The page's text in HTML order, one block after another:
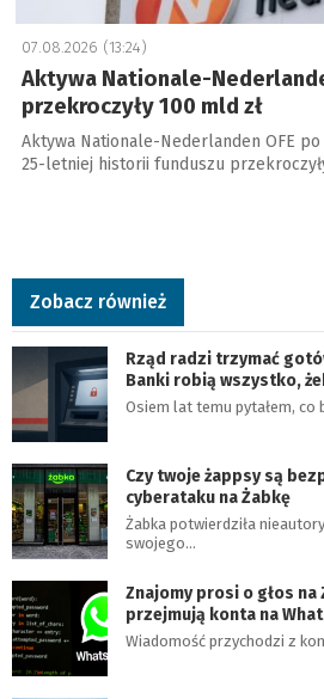
07.08.2026 (13:24)
Aktywa Nationale-
przekroczyły 100 mld zł
Aktywa Nationale-Nederlanden OFE
25-letniej historii funduszu
Zobacz również
Rząd radzi trzymać
Banki robią wszystko,
Osiem lat temu pytałem, co
Czy twoje żappsy są
cyberataku na Żabkę
Żabka potwierdziła
swojego…
Znajomy prosi o głos na
przejmują konta na
Wiadomość przychodzi z